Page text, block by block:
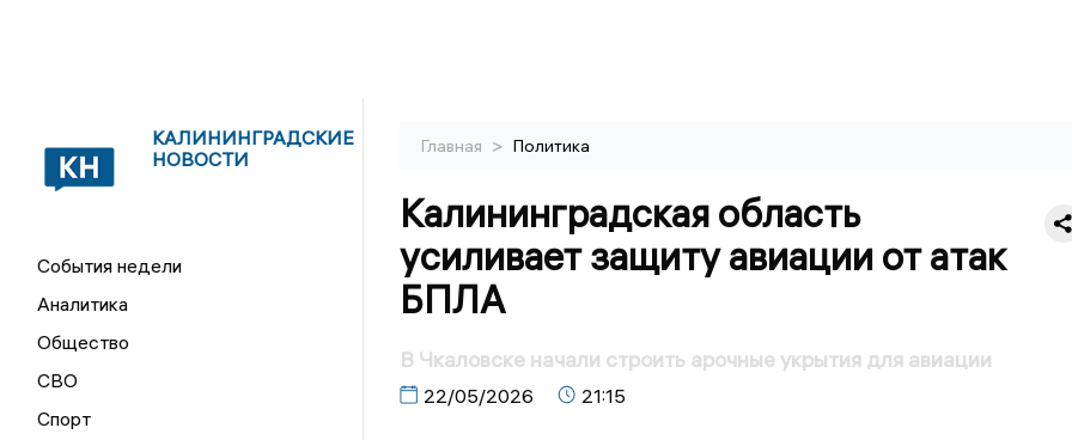
КАЛИНИНГРАДСКИЕ
НОВОСТИ
События недели
Аналитика
Общество
СВО
Спорт
Главная > Политика
Калининградская область
усиливает защиту авиации от атак
БПЛА
В Чкаловске начали строить арочные укрытия для авиации
22/05/2026 21:15